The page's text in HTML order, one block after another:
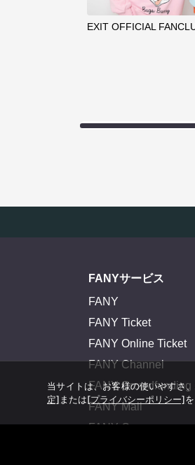
EXIT OFFICIAL
FANYサービス
FANY
FANY Ticket
FANY Online Ticket
FANY Channel
FANY Crowdfunding
FANY Mall
FANY Commu
当サイトは、お客様の使いやすさ
定] または[プライバシーポリシー]